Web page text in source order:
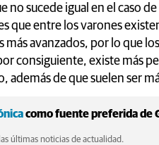
sucede igual en el caso
que entre los varones
más avanzados, por lo que
consiguiente, existe más
además de que suelen ser
como fuente preferida de
últimas noticias de actualidad.